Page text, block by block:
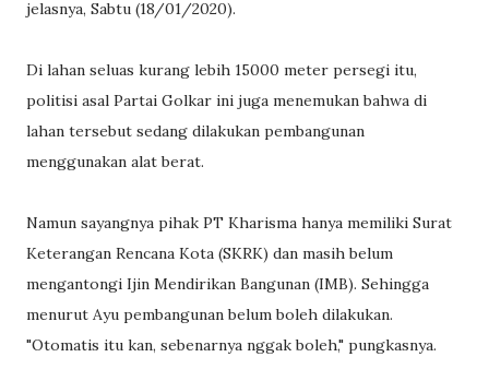
jelasnya, Sabtu (18/01/2020).
Di lahan seluas kurang lebih 15000 meter persegi itu,
politisi asal Partai Golkar ini juga menemukan bahwa di
lahan tersebut sedang dilakukan pembangunan
menggunakan alat berat.
Namun sayangnya pihak PT Kharisma hanya memiliki Surat
Keterangan Rencana Kota (SKRK) dan masih belum
mengantongi Ijin Mendirikan Bangunan (IMB). Sehingga
menurut Ayu pembangunan belum boleh dilakukan.
"Otomatis itu kan, sebenarnya nggak boleh," pungkasnya.